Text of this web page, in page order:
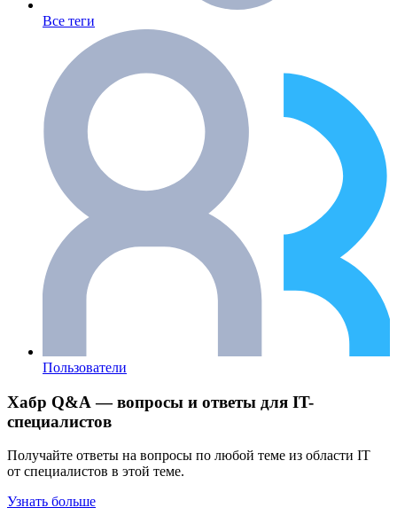
Все теги
Пользователи
Хабр Q&A — вопросы и ответы для IT-
специалистов
Получайте ответы на вопросы по любой теме из области IT
от специалистов в этой теме.
Узнать больше